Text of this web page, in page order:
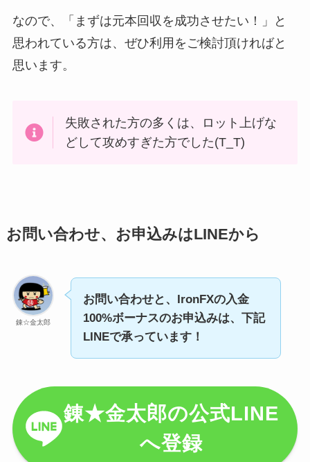
なので、「まずは元本回収を成功させたい！」と
思われている方は、ぜひ利用をご検討頂ければと
思います。
失敗された方の多くは、ロット上げな
どして攻めすぎた方でした(T_T)
お問い合わせ、お申込みはLINEから
錬☆金太郎
お問い合わせと、IronFXの入金
100%ボーナスのお申込みは、下記
LINEで承っています！
錬★金太郎の公式LINE
へ登録